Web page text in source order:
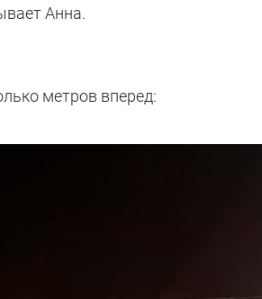
Анна.
метров вперед: